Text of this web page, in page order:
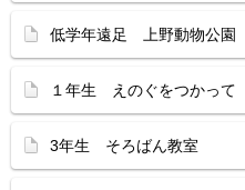
低学年遠足 上野動物公園
１年生 えのぐをつかって
3年生 そろばん教室